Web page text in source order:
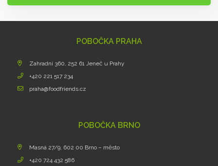
POBOČKA PRAHA
Zahradní 360, 252 61 Jeneč u Prahy
+420 221 517 234
praha@foodfriends.cz
POBOČKA BRNO
Masná 27/9, 602 00 Brno – město
+420 724 432 586